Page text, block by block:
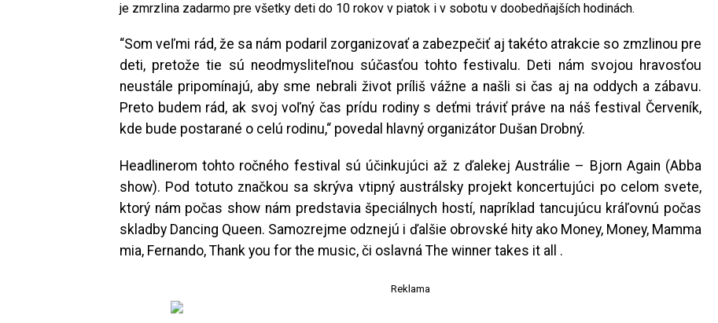
je zmrzlina zadarmo pre všetky deti do 10 rokov v piatok i v sobotu v doobedňajších hodinách.
“Som veľmi rád, že sa nám podaril zorganizovať a zabezpečiť aj takéto atrakcie so zmzlinou pre
deti, pretože tie sú neodmysliteľnou súčasťou tohto festivalu. Deti nám svojou hravosťou
neustále pripomínajú, aby sme nebrali život príliš vážne a našli si čas aj na oddych a zábavu.
Preto budem rád, ak svoj voľný čas prídu rodiny s deťmi tráviť práve na náš festival Červeník,
kde bude postarané o celú rodinu,“ povedal hlavný organizátor Dušan Drobný.
Headlinerom tohto ročného festival sú účinkujúci až z ďalekej Austrálie – Bjorn Again (Abba
show). Pod totuto značkou sa skrýva vtipný austrálsky projekt koncertujúci po celom svete,
ktorý nám počas show nám predstavia špeciálnych hostí, napríklad tancujúcu kráľovnú počas
skladby Dancing Queen. Samozrejme odznejú i ďalšie obrovské hity ako Money, Money, Mamma
mia, Fernando, Thank you for the music, či oslavná The winner takes it all .
Reklama